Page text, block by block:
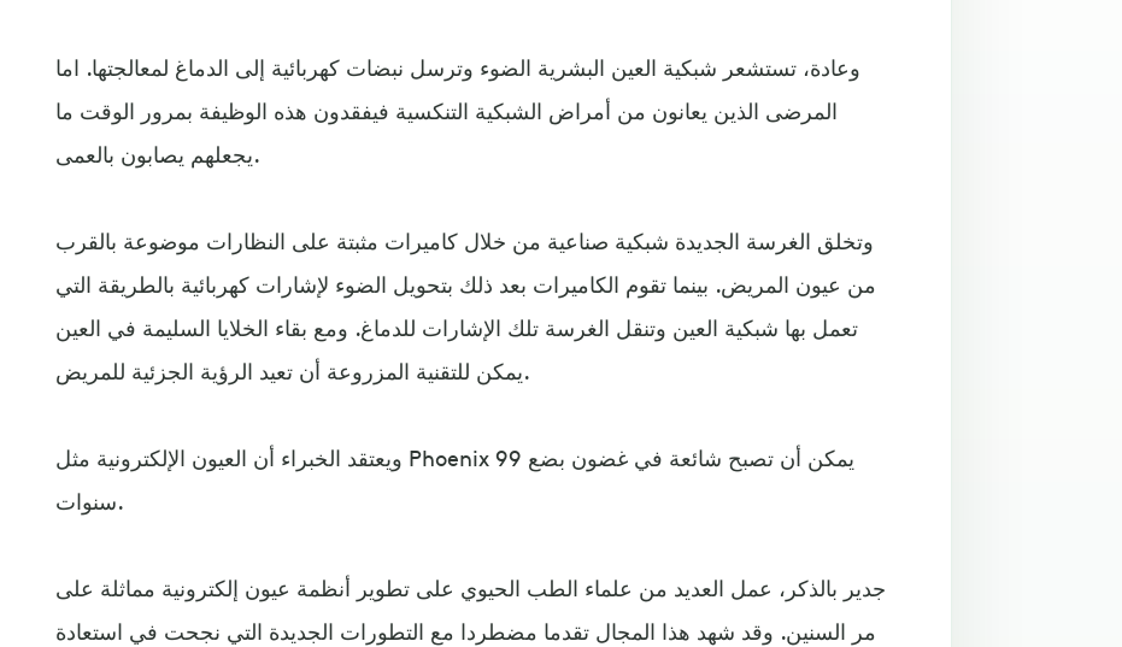
وعادة، تستشعر شبكية العين البشرية الضوء وترسل نبضات كهربائية إلى الدماغ لمعالجتها. اما
المرضى الذين يعانون من أمراض الشبكية التنكسية فيفقدون هذه الوظيفة بمرور الوقت ما
يجعلهم يصابون بالعمى.
وتخلق الغرسة الجديدة شبكية صناعية من خلال كاميرات مثبتة على النظارات موضوعة بالقرب
من عيون المريض. بينما تقوم الكاميرات بعد ذلك بتحويل الضوء لإشارات كهربائية بالطريقة التي
تعمل بها شبكية العين وتنقل الغرسة تلك الإشارات للدماغ. ومع بقاء الخلايا السليمة في العين
يمكن للتقنية المزروعة أن تعيد الرؤية الجزئية للمريض.
ويعتقد الخبراء أن العيون الإلكترونية مثل Phoenix 99 يمكن أن تصبح شائعة في غضون بضع
سنوات.
جدير بالذكر، عمل العديد من علماء الطب الحيوي على تطوير أنظمة عيون إلكترونية مماثلة على
مر السنين. وقد شهد هذا المجال تقدما مضطردا مع التطورات الجديدة التي نجحت في استعادة